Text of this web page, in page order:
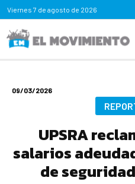
Viernes 7 de agosto de 2026
09/03/2026
UPSRA
salarios
de